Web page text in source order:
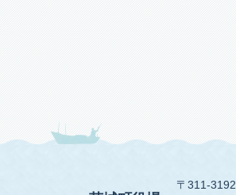
〒311-3192